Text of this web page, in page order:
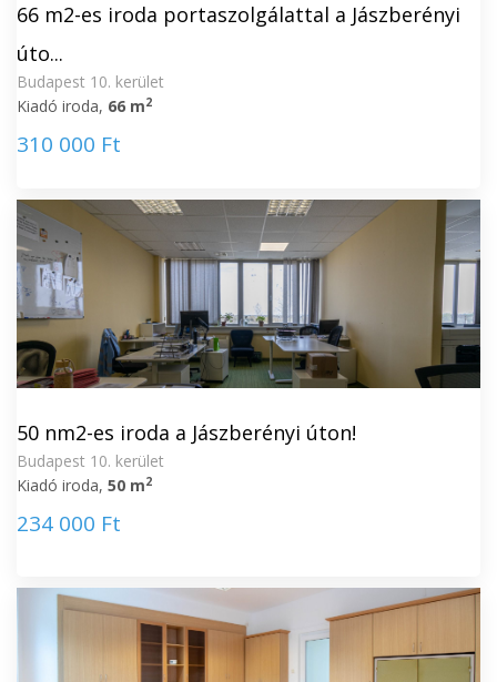
66 m2-es iroda portaszolgálattal a Jászberényi
úto...
Budapest 10. kerület
Kiadó iroda, 66 m2
310 000 Ft
50 nm2-es iroda a Jászberényi úton!
Budapest 10. kerület
Kiadó iroda, 50 m2
234 000 Ft